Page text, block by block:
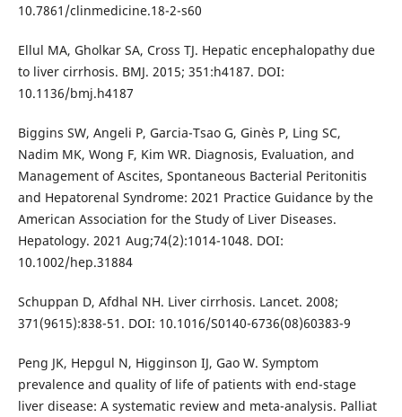
10.7861/clinmedicine.18-2-s60
Ellul MA, Gholkar SA, Cross TJ. Hepatic encephalopathy due
to liver cirrhosis. BMJ. 2015; 351:h4187. DOI:
10.1136/bmj.h4187
Biggins SW, Angeli P, Garcia-Tsao G, Ginès P, Ling SC,
Nadim MK, Wong F, Kim WR. Diagnosis, Evaluation, and
Management of Ascites, Spontaneous Bacterial Peritonitis
and Hepatorenal Syndrome: 2021 Practice Guidance by the
American Association for the Study of Liver Diseases.
Hepatology. 2021 Aug;74(2):1014-1048. DOI:
10.1002/hep.31884
Schuppan D, Afdhal NH. Liver cirrhosis. Lancet. 2008;
371(9615):838-51. DOI: 10.1016/S0140-6736(08)60383-9
Peng JK, Hepgul N, Higginson IJ, Gao W. Symptom
prevalence and quality of life of patients with end-stage
liver disease: A systematic review and meta-analysis. Palliat